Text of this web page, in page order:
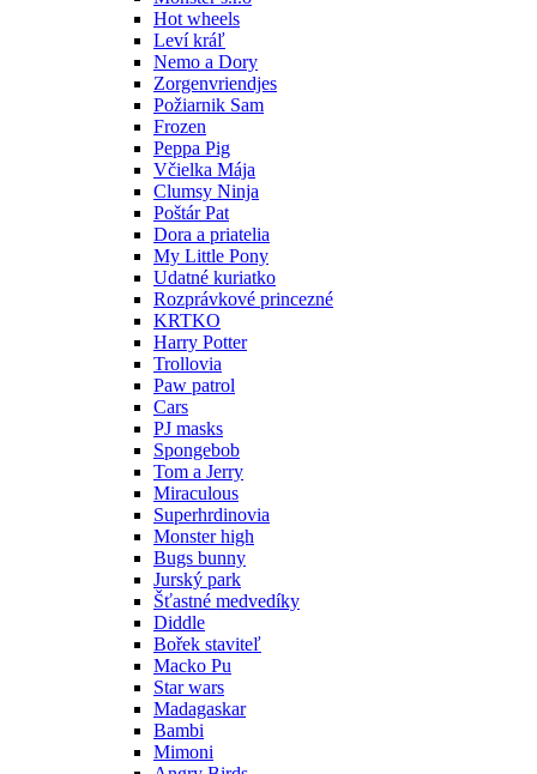
Hot wheels
Leví kráľ
Nemo a Dory
Zorgenvriendjes
Požiarnik Sam
Frozen
Peppa Pig
Včielka Mája
Clumsy Ninja
Poštár Pat
Dora a priatelia
My Little Pony
Udatné kuriatko
Rozprávkové princezné
KRTKO
Harry Potter
Trollovia
Paw patrol
Cars
PJ masks
Spongebob
Tom a Jerry
Miraculous
Superhrdinovia
Monster high
Bugs bunny
Jurský park
Šťastné medvedíky
Diddle
Bořek staviteľ
Macko Pu
Star wars
Madagaskar
Bambi
Mimoni